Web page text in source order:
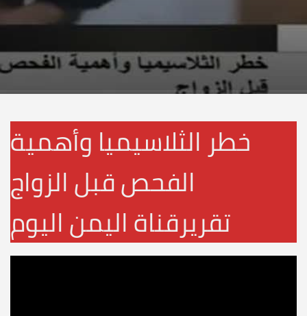
خطر الثلاسيميا وأهمية
الفحص قبل الزواج
تقريرقناة اليمن اليوم